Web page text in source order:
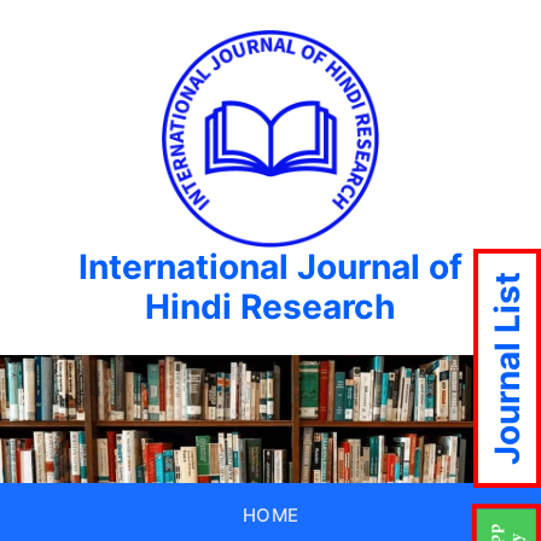
International Journal of
Hindi Research
HOME
Journal List